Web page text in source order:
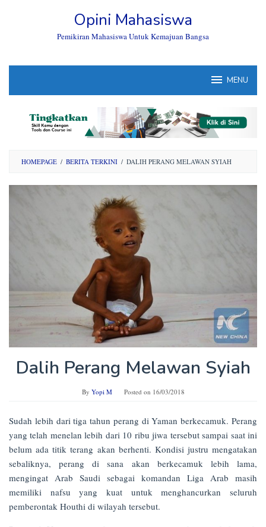
Opini Mahasiswa
Pemikiran Mahasiswa Untuk Kemajuan Bangsa
MENU
HOMEPAGE / BERITA TERKINI / DALIH PERANG MELAWAN SYIAH
Dalih Perang Melawan Syiah
By Yopi M Posted on 16/03/2018
Sudah lebih dari tiga tahun perang di Yaman berkecamuk. Perang
yang telah menelan lebih dari 10 ribu jiwa tersebut sampai saat ini
belum ada titik terang akan berhenti. Kondisi justru mengatakan
sebaliknya, perang di sana akan berkecamuk lebih lama,
mengingat Arab Saudi sebagai komandan Liga Arab masih
memiliki nafsu yang kuat untuk menghancurkan seluruh
pemberontak Houthi di wilayah tersebut.